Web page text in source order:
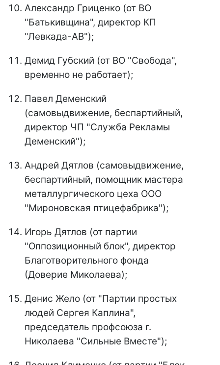
Александр Гриценко (от ВО
"Батькивщина", директор КП
"Левкада-АВ");
Демид Губский (от ВО "Свобода",
временно не работает);
Павел Деменский
(самовыдвижение, беспартийный,
директор ЧП "Служба Рекламы
Деменский");
Андрей Дятлов (самовыдвижение,
беспартийный, помощник мастера
металлургического цеха ООО
"Мироновская птицефабрика");
Игорь Дятлов (от партии
"Оппозиционный блок", директор
Благотворительного фонда
(Доверие Миколаева);
Денис Жело (от "Партии простых
людей Сергея Каплина",
председатель профсоюза г.
Николаева "Сильные Вместе");